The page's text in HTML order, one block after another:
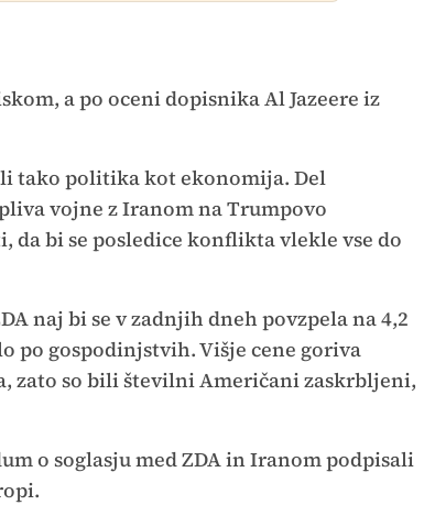
a po oceni dopisnika Al Jazeere iz
tako politika kot ekonomija. Del
vojne z Iranom na Trumpovo
bi se posledice konflikta vlekle vse do
naj bi se v zadnjih dneh povzpela na 4,2
po gospodinjstvih. Višje cene goriva
zato so bili številni Američani zaskrbljeni,
o soglasju med ZDA in Iranom podpisali